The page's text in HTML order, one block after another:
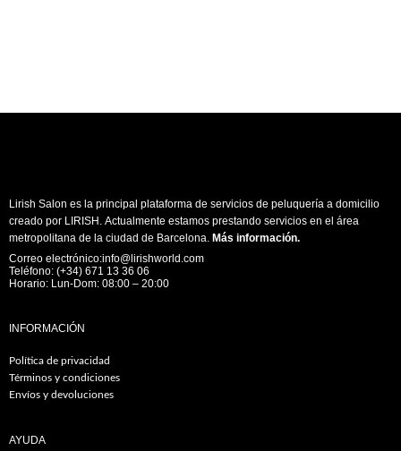
Lirish Salon es la principal plataforma de servicios de peluquería a domicilio
creado por LIRISH. Actualmente estamos prestando servicios en el área
metropolitana de la ciudad de Barcelona. Más información.
Correo electrónico:info@lirishworld.com
Teléfono: (+34) 671 13 36 06
Horario: Lun-Dom: 08:00 – 20:00
INFORMACIÓN
Política de privacidad
Términos y condiciones
Envíos y devoluciones
AYUDA